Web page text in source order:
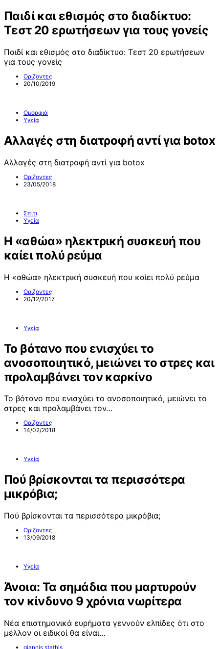
Παιδί και εθισμός στο διαδίκτυο:
Τεστ 20 ερωτήσεων για τους γονείς
Παιδί και εθισμός στο διαδίκτυο: Τεστ 20 ερωτήσεων
για τους γονείς
Ορίζοντες
20/10/2019
Ομορφιά
Υγεία
Αλλαγές στη διατροφή αντί για botox
Αλλαγές στη διατροφή αντί για botox
Ορίζοντες
23/05/2018
Σπίτι
Υγεία
Η «αθώα» ηλεκτρική συσκευή που
καίει πολύ ρεύμα
Η «αθώα» ηλεκτρική συσκευή που καίει πολύ ρεύμα
Ορίζοντες
20/12/2017
Υγεία
Το βότανο που ενισχύει το
ανοσοποιητικό, μειώνει το στρες και
προλαμβάνει τον καρκίνο
Το βότανο που ενισχύει το ανοσοποιητικό, μειώνει το
στρες και προλαμβάνει τον…
Ορίζοντες
14/02/2018
Υγεία
Πού βρίσκονται τα περισσότερα
μικρόβια;
Πού βρίσκονται τα περισσότερα μικρόβια;
Ορίζοντες
13/09/2018
Υγεία
Άνοια: Τα σημάδια που μαρτυρούν
τον κίνδυνο 9 χρόνια νωρίτερα
Νέα επιστημονικά ευρήματα γεννούν ελπίδες ότι στο
μέλλον οι ειδικοί θα είναι…
giannis stathis